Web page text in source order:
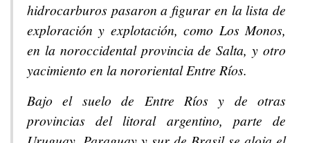
hidrocarburos pasaron a figurar en la lista de
exploración y explotación, como Los Monos,
en la noroccidental provincia de Salta, y otro
yacimiento en la nororiental Entre Ríos.
Bajo el suelo de Entre Ríos y de otras
provincias del litoral argentino, parte de